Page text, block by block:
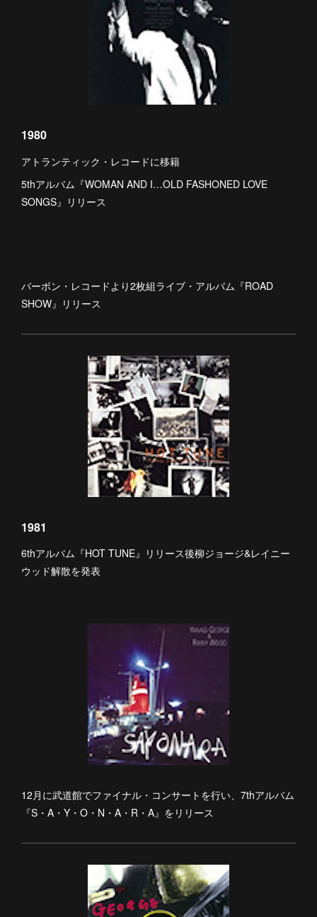
1980
アトランティック・レコードに移籍
5thアルバム『WOMAN AND I…OLD FASHONED LOVE
SONGS』リリース
バーボン・レコードより2枚組ライブ・アルバム『ROAD
SHOW』リリース
1981
6thアルバム『HOT TUNE』リリース後柳ジョージ&レイニー
ウッド解散を発表
12月に武道館でファイナル・コンサートを行い、7thアルバム
『S・A・Y・O・N・A・R・A』をリリース